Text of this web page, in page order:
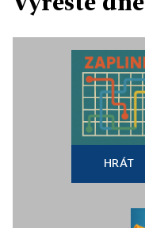
HRÁT